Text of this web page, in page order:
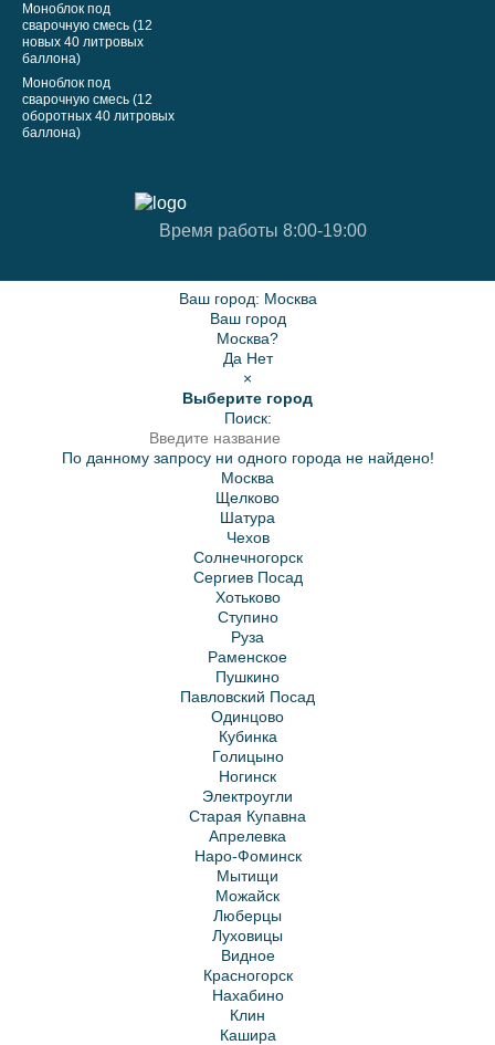
Моноблок под
сварочную смесь (12
новых 40 литровых
баллона)
Моноблок под
сварочную смесь (12
оборотных 40 литровых
баллона)
Время работы 8:00-19:00
Ваш город: Москва
Ваш город
Москва?
Да Нет
×
Выберите город
Поиск:
По данному запросу ни одного города не найдено!
Москва
Щелково
Шатура
Чехов
Солнечногорск
Сергиев Посад
Хотьково
Ступино
Руза
Раменское
Пушкино
Павловский Посад
Одинцово
Кубинка
Голицыно
Ногинск
Электроугли
Старая Купавна
Апрелевка
Наро-Фоминск
Мытищи
Можайск
Люберцы
Луховицы
Видное
Красногорск
Нахабино
Клин
Кашира